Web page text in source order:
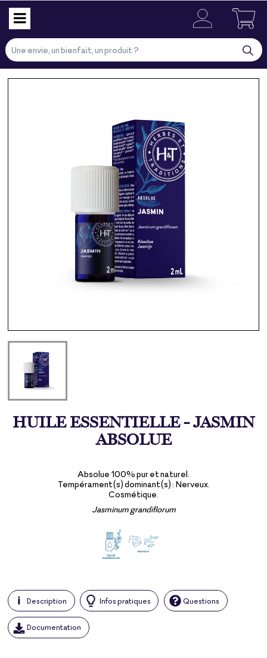
HUILE ESSENTIELLE - JASMIN
ABSOLUE
Absolue 100% pur et naturel.
Tempérament(s) dominant(s) : Nerveux.
Cosmétique.
Jasminum grandiflorum
Description Infos pratiques Questions
Documentation